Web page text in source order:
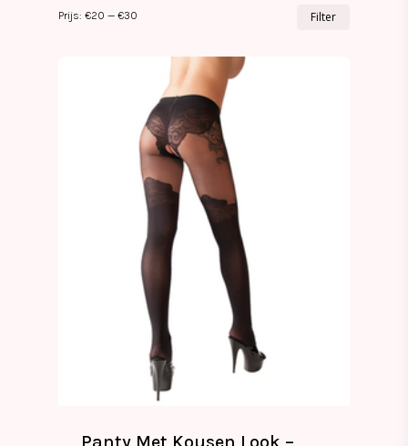
Filter
Prijs: €20 — €30